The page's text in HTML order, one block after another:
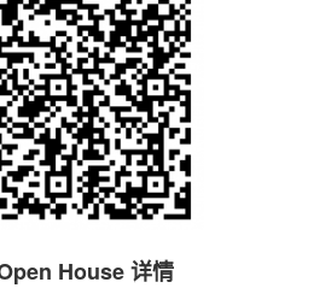
House 详情